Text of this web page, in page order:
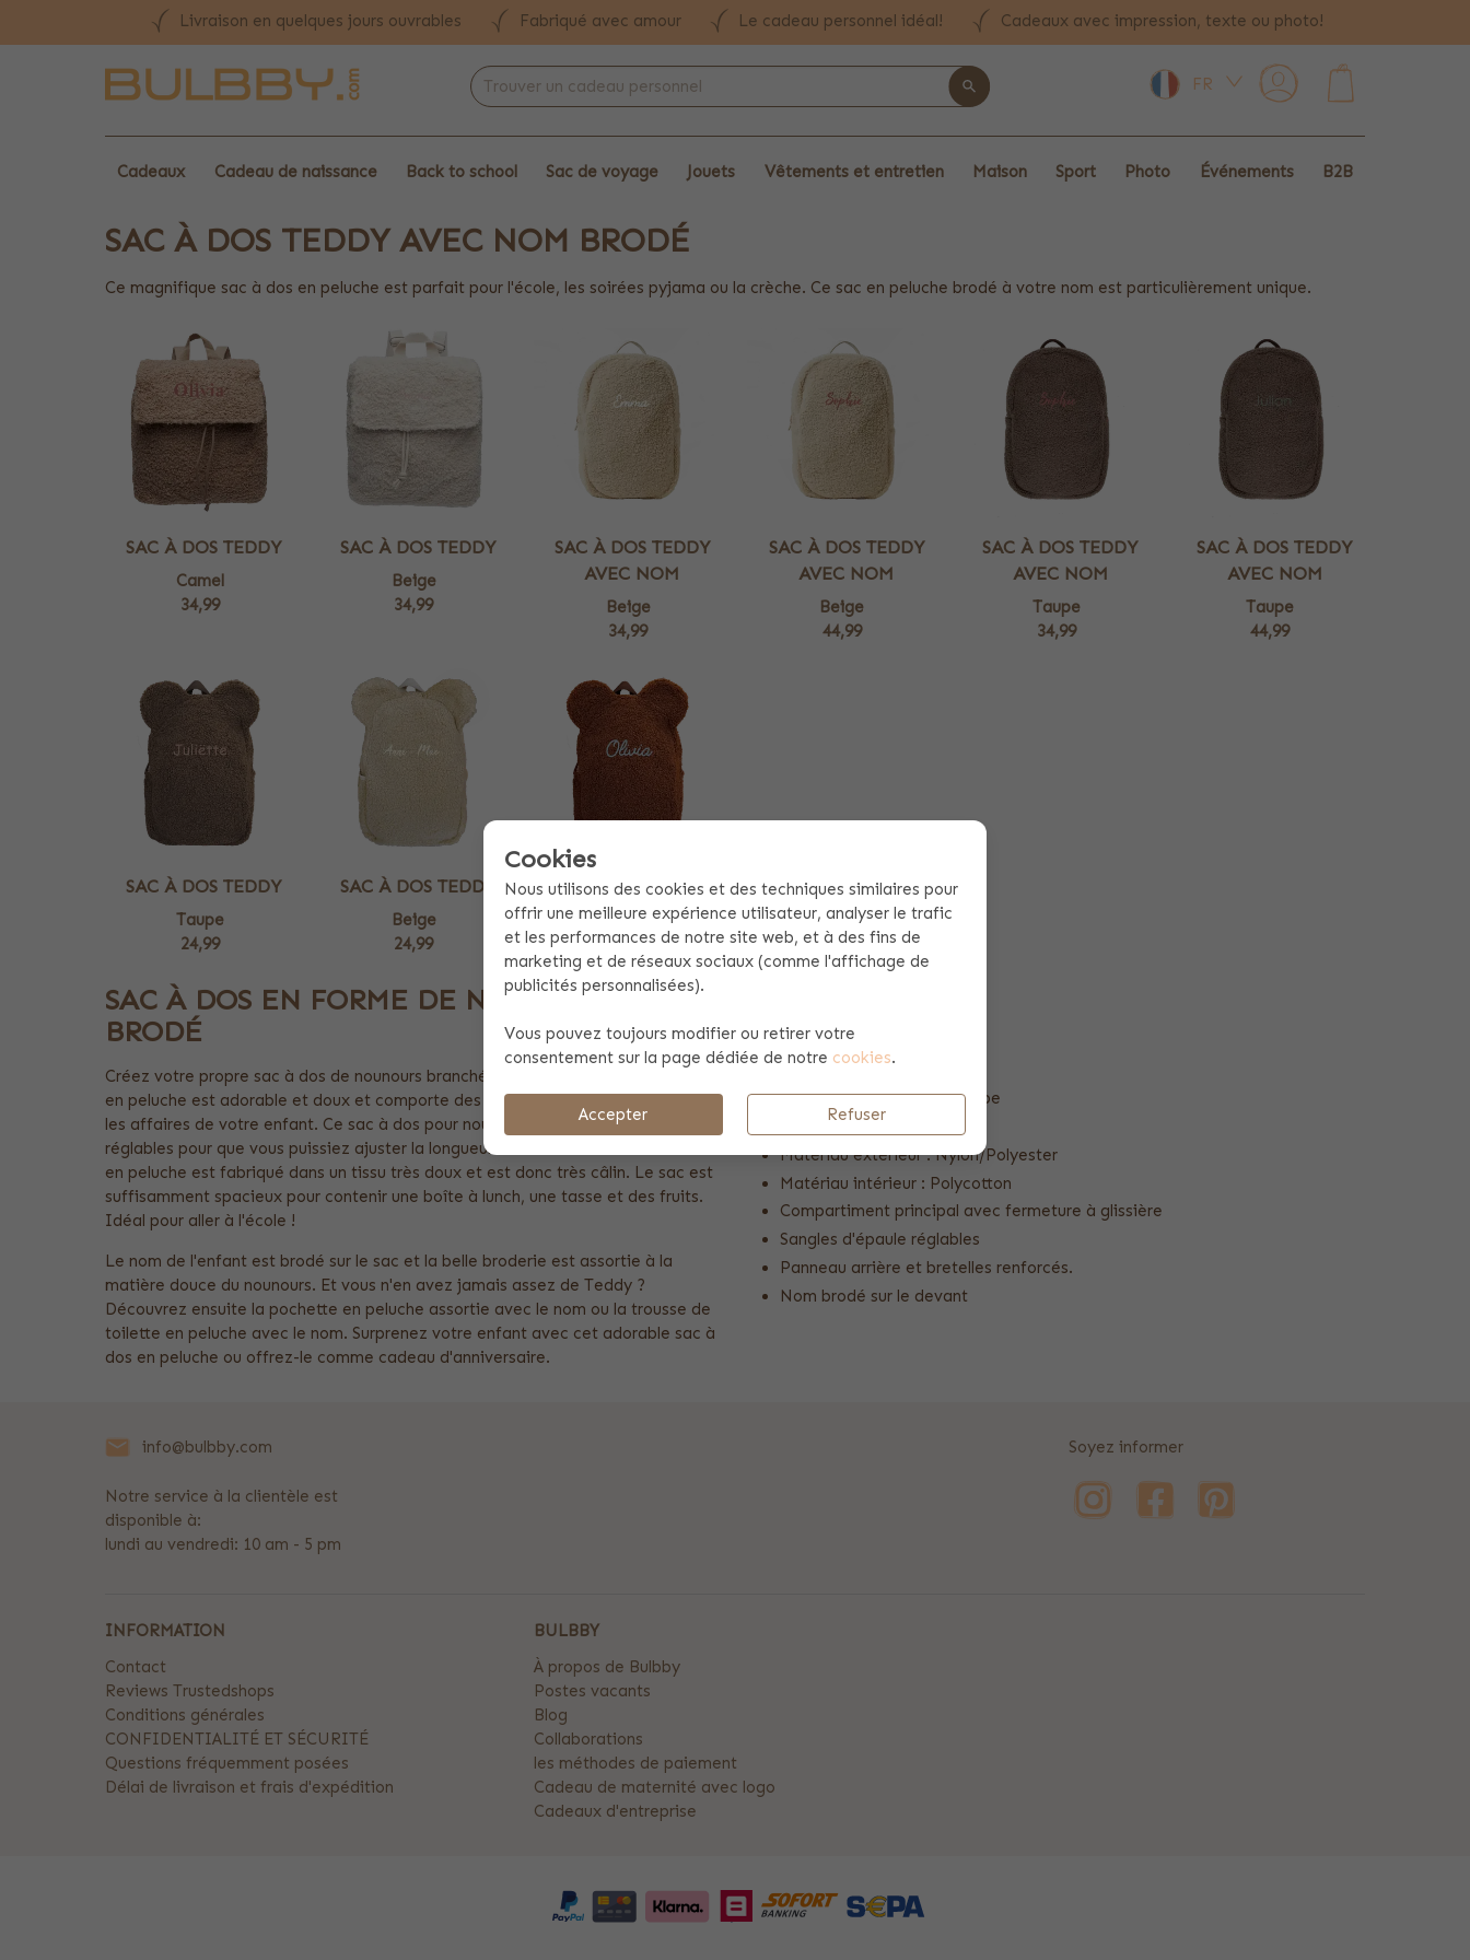
Livraison en quelques jours ouvrables Fabriqué avec amour Le cadeau personnel idéal! Cadeaux avec impression, texte ou photo!
FR
Cadeaux Cadeau de naissance Back to school Sac de voyage Jouets Vêtements et entretien Maison Sport Photo Événements B2B
SAC À DOS TEDDY AVEC NOM BRODÉ
Ce magnifique sac à dos en peluche est parfait pour l'école, les soirées pyjama ou la crèche. Ce sac en peluche brodé à votre nom est particulièrement unique.
SAC À DOS TEDDY
Camel
34,99
SAC À DOS TEDDY
Beige
34,99
SAC À DOS TEDDY
AVEC NOM
Beige
34,99
SAC À DOS TEDDY
AVEC NOM
Beige
44,99
SAC À DOS TEDDY
AVEC NOM
Taupe
34,99
SAC À DOS TEDDY
AVEC NOM
Taupe
44,99
SAC À DOS TEDDY
Taupe
24,99
SAC À DOS TEDDY
Beige
24,99
SAC À DOS TEDDY
Marron clair
24,99
SAC À DOS EN FORME DE NOUNOURS
BRODÉ
Créez votre propre sac à dos de nounours branché avec votre nom ! Ce sac à dos
en peluche est adorable et doux et comporte des compartiments pratiques pour
les affaires de votre enfant. Ce sac à dos pour nounours est doté de bretelles
réglables pour que vous puissiez ajuster la longueur à votre enfant. Le sac à dos
en peluche est fabriqué dans un tissu très doux et est donc très câlin. Le sac est
suffisamment spacieux pour contenir une boîte à lunch, une tasse et des fruits.
Idéal pour aller à l'école !
Le nom de l'enfant est brodé sur le sac et la belle broderie est assortie à la
matière douce du nounours. Et vous n'en avez jamais assez de Teddy ?
Découvrez ensuite la pochette en peluche assortie avec le nom ou la trousse de
toilette en peluche avec le nom. Surprenez votre enfant avec cet adorable sac à
dos en peluche ou offrez-le comme cadeau d'anniversaire.
Caractéristiques du produit:
Disponible en beige et taupe
Taille : 31 cm h, 23 cm br
Matériau extérieur : Nylon/Polyester
Matériau intérieur : Polycotton
Compartiment principal avec fermeture à glissière
Sangles d'épaule réglables
Panneau arrière et bretelles renforcés.
Nom brodé sur le devant
info@bulbby.com
Notre service à la clientèle est
disponible à:
lundi au vendredi: 10 am - 5 pm
Soyez informer
INFORMATION
Contact
Reviews Trustedshops
Conditions générales
CONFIDENTIALITÉ ET SÉCURITÉ
Questions fréquemment posées
Délai de livraison et frais d'expédition
BULBBY
À propos de Bulbby
Postes vacants
Blog
Collaborations
les méthodes de paiement
Cadeau de maternité avec logo
Cadeaux d'entreprise
Cookies
Nous utilisons des cookies et des techniques similaires pour
offrir une meilleure expérience utilisateur, analyser le trafic
et les performances de notre site web, et à des fins de
marketing et de réseaux sociaux (comme l'affichage de
publicités personnalisées).
Vous pouvez toujours modifier ou retirer votre
consentement sur la page dédiée de notre cookies.
Accepter Refuser